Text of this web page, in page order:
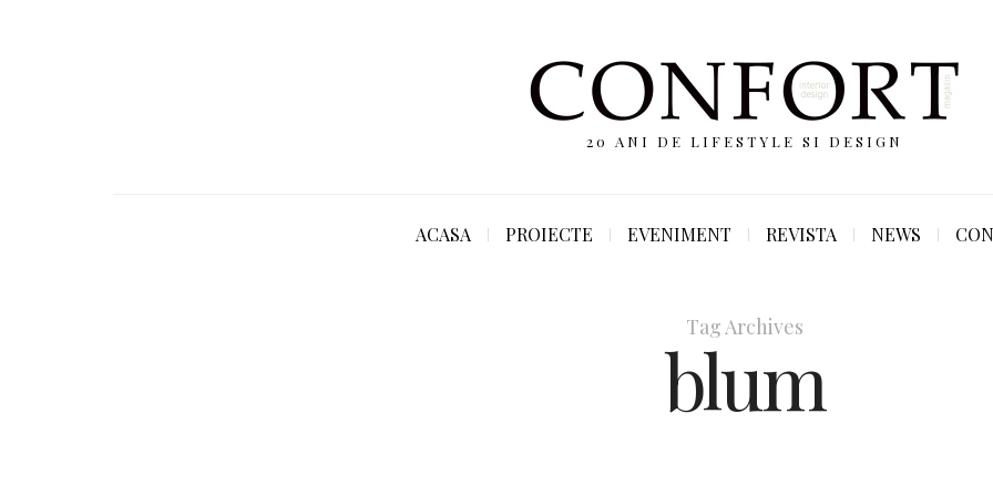
20 ANI DE LIFESTYLE SI DESIGN
ACASA PROIECTE EVENIMENT REVISTA NEWS
Tag Archives
blum